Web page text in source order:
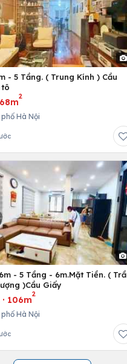
- 5 Tầng. ( Trung Kính ) Cầu
tô
68m
2
Hà Nội
- 5 Tầng - 6m.Mặt Tiền. (
)Cầu Giấy
· 106m
2
Hà Nội